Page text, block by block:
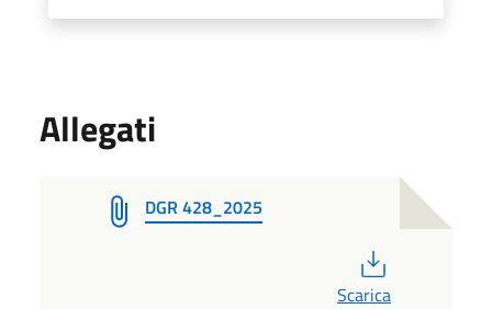
Allegati
DGR 428_2025
Scarica